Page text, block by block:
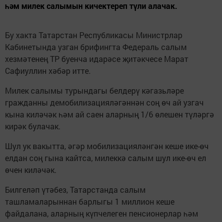
һәм милек салымын кичектереп түли алачак.
Бу хакта Татарстан Республикасы Министрлар
Кабинетында узган брифингта Федераль салым
хезмәтенең ТР буенча идарәсе җитәкчесе Марат
Сафиуллин хәбәр итте.
Милек салымы турындагы белдерү кәгазьләре
гражданны демобилизацияләгәннән соң өч ай узгач
кына киләчәк һәм ай саен аларның 1/6 өлешен түләргә
кирәк булачак.
Шул ук вакытта, әгәр мобилизацияләнгән кеше ике-өч
елдан соң гына кайтса, милеккә салым шул ике-өч ел
өчен киләчәк.
Билгеләп үтәбез, Татарстанда салым
ташламаларыннан барлыгы 1 миллион кеше
файдалана, аларның күпчелеген пенсионерлар һәм